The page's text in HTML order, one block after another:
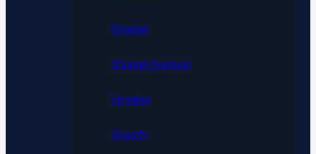
Shoptet
Shoptet Premium
Upgates
Shopify